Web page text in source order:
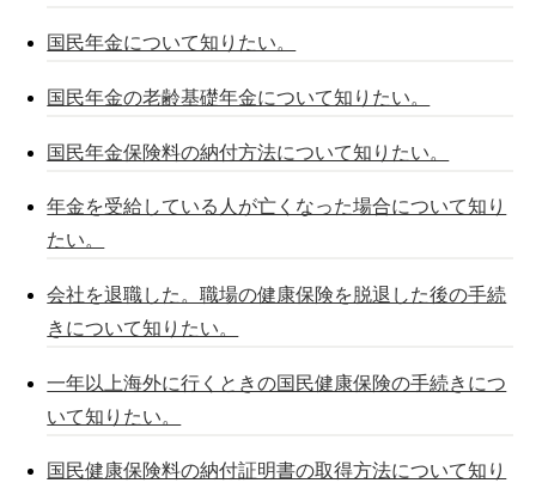
国民年金について知りたい。
国民年金の老齢基礎年金について知りたい。
国民年金保険料の納付方法について知りたい。
年金を受給している人が亡くなった場合について知り
たい。
会社を退職した。職場の健康保険を脱退した後の手続
きについて知りたい。
一年以上海外に行くときの国民健康保険の手続きにつ
いて知りたい。
国民健康保険料の納付証明書の取得方法について知り